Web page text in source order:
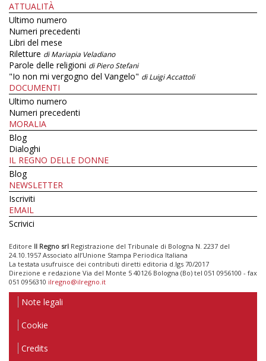
ATTUALITÀ
Ultimo numero
Numeri precedenti
Libri del mese
Riletture di Mariapia Veladiano
Parole delle religioni di Piero Stefani
"Io non mi vergogno del Vangelo" di Luigi Accattoli
DOCUMENTI
Ultimo numero
Numeri precedenti
MORALIA
Blog
Dialoghi
IL REGNO DELLE DONNE
Blog
NEWSLETTER
Iscriviti
EMAIL
Scrivici
Editore Il Regno srl Registrazione del Tribunale di Bologna N. 2237 del
24.10.1957 Associato all’Unione Stampa Periodica Italiana
La testata usufruisce dei contributi diretti editoria d.lgs 70/2017
Direzione e redazione Via del Monte 5 40126 Bologna (Bo) tel 051 0956100 - fax
051 0956310 ilregno@ilregno.it
Note legali
Cookie
Credits